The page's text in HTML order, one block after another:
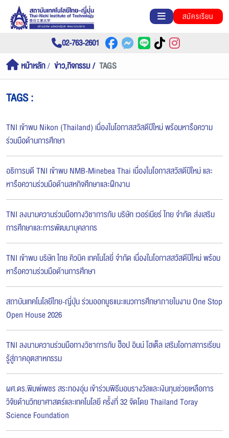
สมัครเรียน
02-763-2601
หน้าหลัก ข่าว,กิจกรรม TAGS
TAGS :
TNI เข้าพบ Nikon (Thailand) เนื่องในโอกาสสวัสดีปีใหม่ พร้อมหารือความ
ร่วมมือด้านการศึกษา
อธิการบดี TNI เข้าพบ NMB-Minebea Thai เนื่องในโอกาสสวัสดีปีใหม่ และ
หารือความร่วมมือด้านสหกิจศึกษาและฝึกงาน
TNI ลงนามความร่วมมือทางวิชาการกับ บริษัท เวอร์เนียร์ ไทย จำกัด ส่งเสริม
การศึกษาและการพัฒนาบุคลากร
TNI เข้าพบ บริษัท ไทย คิวบิค เทคโนโลยี่ จำกัด เนื่องในโอกาสสวัสดีปีใหม่ พร้อม
หารือความร่วมมือด้านการศึกษา
สถาบันเทคโนโลยีไทย-ญี่ปุ่น ร่วมออกบูธแนะแนวการศึกษาภายในงาน One Stop
Open House 2026
TNI ลงนามความร่วมมือทางวิชาการกับ ฮ็อป อินน์ โฮเต็ล เสริมโอกาสการเรียน
รู้สู่ภาคอุตสาหกรรม
ผศ.ดร.พิมพ์เพชร สระทองอุ่น เข้าร่วมพิธีมอบรางวัลและเงินทุนช่วยเหลือการ
วิจัยด้านวิทยาศาสตร์และเทคโนโลยี ครั้งที่ 32 จัดโดย Thailand Toray
Science Foundation